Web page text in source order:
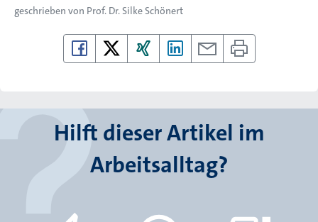
geschrieben von Prof. Dr. Silke Schönert
Hilft dieser Artikel im
Arbeitsalltag?